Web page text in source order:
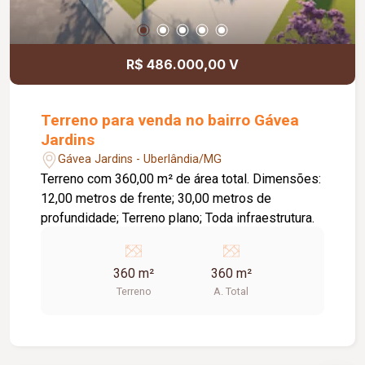
R$ 486.000,00 V
Terreno para venda no bairro Gávea
Jardins
Gávea Jardins - Uberlândia/MG
Terreno com 360,00 m² de área total. Dimensões:
12,00 metros de frente; 30,00 metros de
profundidade; Terreno plano; Toda infraestrutura.
360 m²
Terreno
360 m²
A. Total